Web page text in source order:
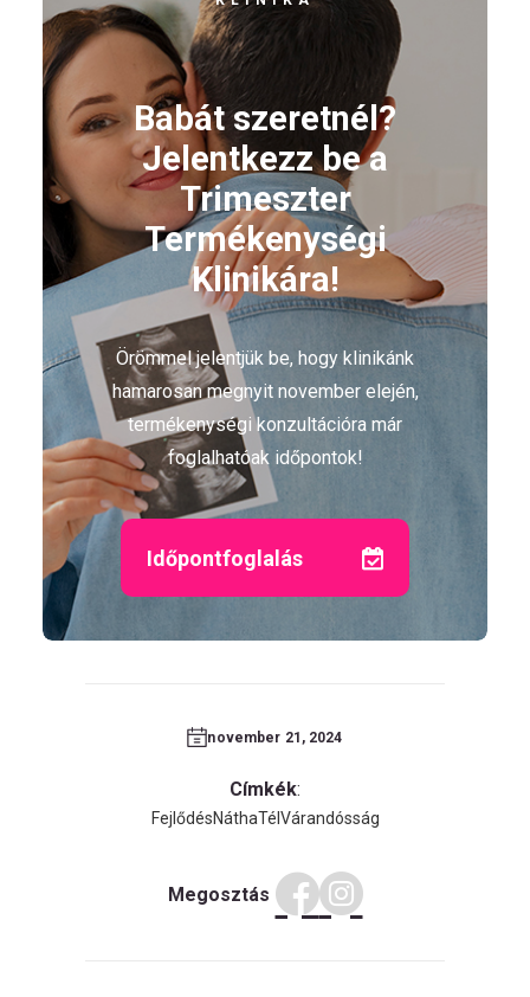
Babát szeretnél?
Jelentkezz be a
Trimeszter
Termékenységi
Klinikára!
Örömmel jelentjük be, hogy klinikánk
hamarosan megnyit november elején,
termékenységi konzultációra már
foglalhatóak időpontok!
Időpontfoglalás
november 21, 2024
Címkék:
FejlődésNáthaTél Várandósság
Megosztás